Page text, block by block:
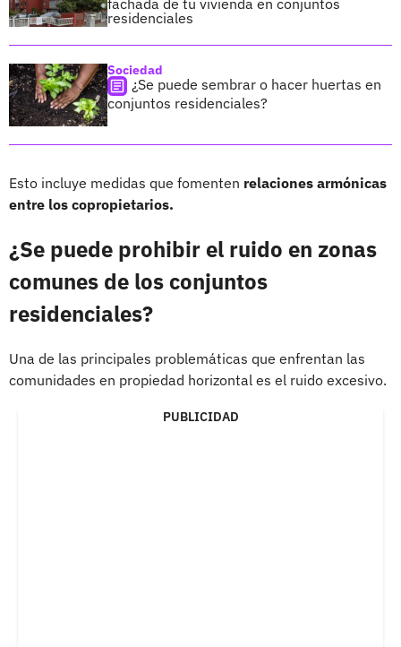
residenciales
Sociedad
¿Se puede sembrar o hacer huertas en
conjuntos residenciales?
Esto incluye medidas que fomenten relaciones armónicas
entre los copropietarios.
¿Se puede prohibir el ruido en zonas
comunes de los conjuntos
residenciales?
Una de las principales problemáticas que enfrentan las
comunidades en propiedad horizontal es el ruido excesivo.
PUBLICIDAD